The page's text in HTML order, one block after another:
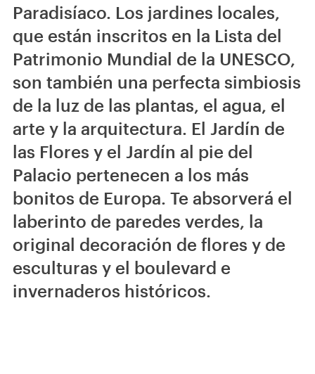
Paradisíaco. Los jardines locales,
que están inscritos en la Lista del
Patrimonio Mundial de la UNESCO,
son también una perfecta simbiosis
de la luz de las plantas, el agua, el
arte y la arquitectura. El Jardín de
las Flores y el Jardín al pie del
Palacio pertenecen a los más
bonitos de Europa. Te absorverá el
laberinto de paredes verdes, la
original decoración de flores y de
esculturas y el boulevard e
invernaderos históricos.